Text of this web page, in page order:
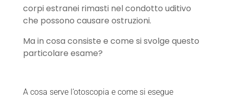
corpi estranei rimasti nel condotto uditivo
che possono causare ostruzioni.
Ma in cosa consiste e come si svolge questo
particolare esame?
A cosa serve l’otoscopia e come si esegue